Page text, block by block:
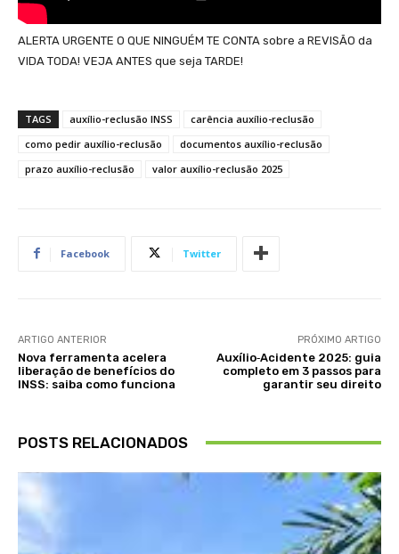
ALERTA URGENTE O QUE NINGUÉM TE CONTA sobre a REVISÃO da
VIDA TODA! VEJA ANTES que seja TARDE!
TAGS auxílio-reclusão INSS
carência auxílio-reclusão
como pedir auxílio-reclusão
documentos auxílio-reclusão
prazo auxílio-reclusão
valor auxílio-reclusão 2025
Facebook Twitter
ARTIGO ANTERIOR
Nova ferramenta acelera
liberação de benefícios do
INSS: saiba como funciona
PRÓXIMO ARTIGO
Auxílio‑Acidente 2025: guia
completo em 3 passos para
garantir seu direito
POSTS RELACIONADOS